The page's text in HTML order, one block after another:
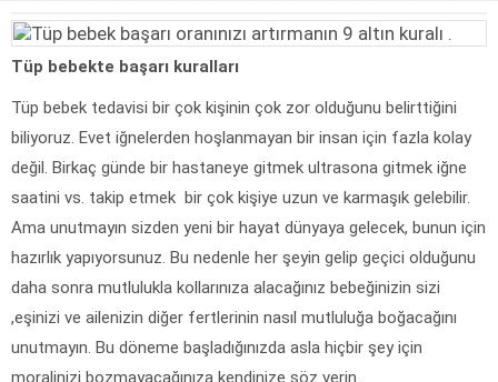
Tüp bebekte başarı kuralları
Tüp bebek tedavisi bir çok kişinin çok zor olduğunu belirttiğini
biliyoruz. Evet iğnelerden hoşlanmayan bir insan için fazla kolay
değil. Birkaç günde bir hastaneye gitmek ultrasona gitmek iğne
saatini vs. takip etmek bir çok kişiye uzun ve karmaşık gelebilir.
Ama unutmayın sizden yeni bir hayat dünyaya gelecek, bunun için
hazırlık yapıyorsunuz. Bu nedenle her şeyin gelip geçici olduğunu
daha sonra mutlulukla kollarınıza alacağınız bebeğinizin sizi
,eşinizi ve ailenizin diğer fertlerinin nasıl mutluluğa boğacağını
unutmayın. Bu döneme başladığınızda asla hiçbir şey için
moralinizi bozmayacağınıza kendinize söz verin.